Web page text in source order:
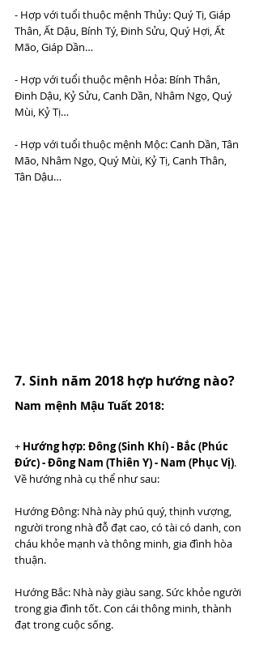
- Hợp với tuổi thuộc mệnh Thủy: Quý Tị, Giáp
Thân, Ất Dậu, Bính Tý, Đinh Sửu, Quý Hợi, Ất
Mão, Giáp Dần…
- Hợp với tuổi thuộc mệnh Hỏa: Bính Thân,
Đinh Dậu, Kỷ Sửu, Canh Dần, Nhâm Ngọ, Quý
Mùi, Kỷ Tị…
- Hợp với tuổi thuộc mệnh Mộc: Canh Dần, Tân
Mão, Nhâm Ngọ, Quý Mùi, Kỷ Tị, Canh Thân,
Tân Dậu…
7. Sinh năm 2018 hợp hướng nào?
Nam mệnh Mậu Tuất 2018:
+ Hướng hợp: Đông (Sinh Khí) - Bắc (Phúc
Đức) - Đông Nam (Thiên Y) - Nam (Phục Vị).
Về hướng nhà cụ thể như sau:
Hướng Đông: Nhà này phú quý, thịnh vượng,
người trong nhà đỗ đạt cao, có tài có danh, con
cháu khỏe mạnh và thông minh, gia đình hòa
thuận.
Hướng Bắc: Nhà này giàu sang. Sức khỏe người
trong gia đình tốt. Con cái thông minh, thành
đạt trong cuộc sống.